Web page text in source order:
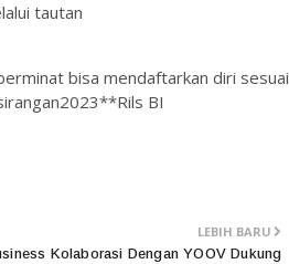
tautan
bisa mendaftarkan diri sesuai
BI
LEBIH BARU
Kolaborasi Dengan YOOV Dukung